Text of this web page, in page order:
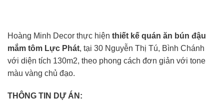
Hoàng Minh Decor thực hiện thiết kế quán ăn bún đậu
mắm tôm Lực Phát, tại 30 Nguyễn Thị Tú, Bình Chánh
với diện tích 130m2, theo phong cách đơn giản với tone
màu vàng chủ đạo.
THÔNG TIN DỰ ÁN: